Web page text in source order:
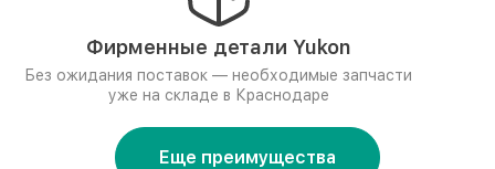
Фирменные детали Yukon
Без ожидания поставок — необходимые запчасти
уже на складе в Краснодаре
Еще преимущества